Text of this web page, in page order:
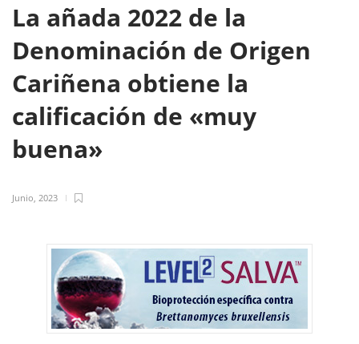
La añada 2022 de la
Denominación de Origen
Cariñena obtiene la
calificación de «muy
buena»
Junio, 2023